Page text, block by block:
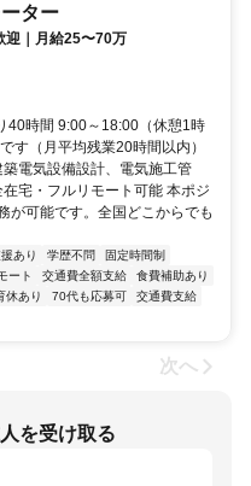
ター
迎｜月給25〜70万
40時間 9:00～18:00（休憩1時
す（月平均残業20時間以内）
電気設備設計、電気施工管
宅・フルリモート可能 本ポジ
が可能です。全国どこからでも
あり 学歴不問
固定時間制
ート 交通費全額支給
食費補助あり
休あり 70代も応募可
交通費支給
次へ
を受け取る